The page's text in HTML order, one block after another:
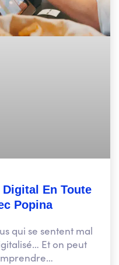
En Toute
Popina
qui se sentent mal
Et on peut